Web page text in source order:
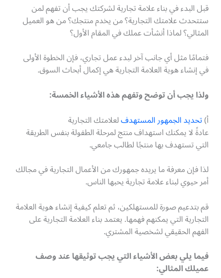
قبل البدء في بناء علامة تجارية لشركتك يجب أن تفهم لمن
ستتحدث علامتك التجارية؟ من يخدم منتجك؟ من هو العميل
المثالي؟ لماذا أنشأت عملك في المقام الأول؟
فتمامًا مثل أي جانب آخر لبدء عمل تجاري، فإن الخطوة الأولى
في إنشاء هوية العلامة التجارية هي إكمال أبحاث السوق.
ولذا يجب أن توضح وتفهم هذه الأشياء الخمسة:
أ)تحديد الجمهور المستهدفلعلامتك التجارية
عادةً لا يمكنك استهداف منتج لمرحلة الطفولة بنفس الطريقة
التي تستهدف بها منتجًا لطالب جامعي.
لذا فإن معرفة ما يريده جمهورك من الأعمال التجارية في مجالك
أمر حيوي لبناء علامة تجارية يحبها الناس.
قم بتدعيم صورة للمستهلكين، ثم تعلم كيفية إنشاء هوية العلامة
التجارية التي يمكنهم فهمها. يعتمد بناء العلامة التجارية على
الفهم الحقيقي لشخصية المشتري.
فيما يلي بعض الأشياء التي يجب توثيقها عند وصف
عميلك المثالي: